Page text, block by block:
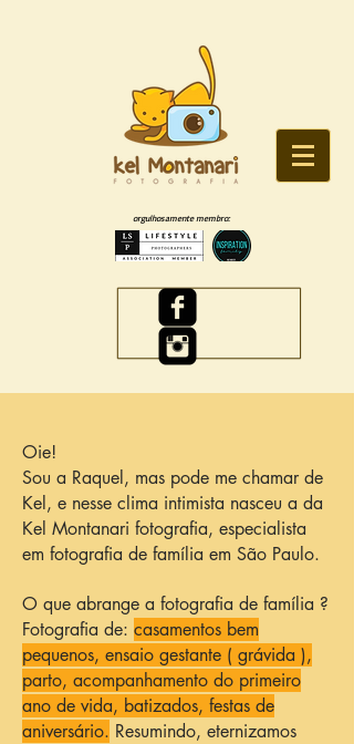
orgulhosamente membro:
Oie!
Sou a Raquel, mas pode me chamar de
Kel, e nesse clima intimista nasceu a da
Kel Montanari fotografia, especialista
em fotografia de família em São Paulo.
O que abrange a fotografia de família ?
Fotografia de: casamentos bem
pequenos, ensaio gestante ( grávida ),
parto, acompanhamento do primeiro
ano de vida, batizados, festas de
aniversário. Resumindo, eternizamos